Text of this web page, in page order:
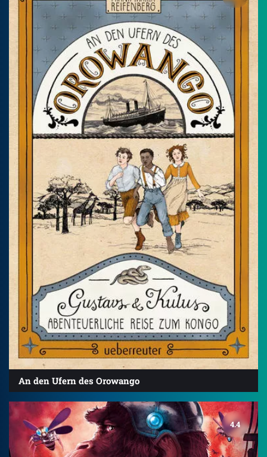
An den Ufern des Orowango
4.4